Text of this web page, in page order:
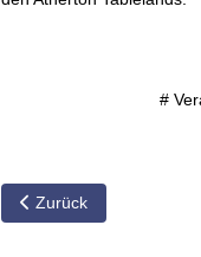
#
Vorheriger Beitrag:
Zurück